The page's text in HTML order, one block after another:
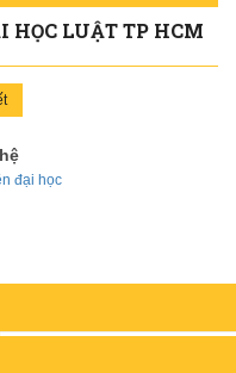
HỌC LUẬT TP HCM
đại học